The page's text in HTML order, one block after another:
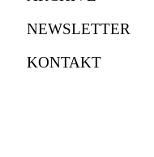
NEWSLETTER
KONTAKT